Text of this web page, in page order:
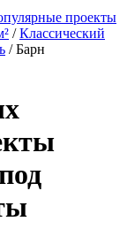
проекты
/Классический
/Барн